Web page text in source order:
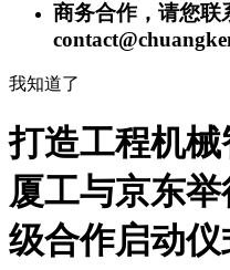
商务合作，请您联
我知道了
打造工程机械
厦工与京东
级合作启动仪